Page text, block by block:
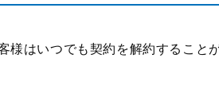
様はいつでも契約を解約すること